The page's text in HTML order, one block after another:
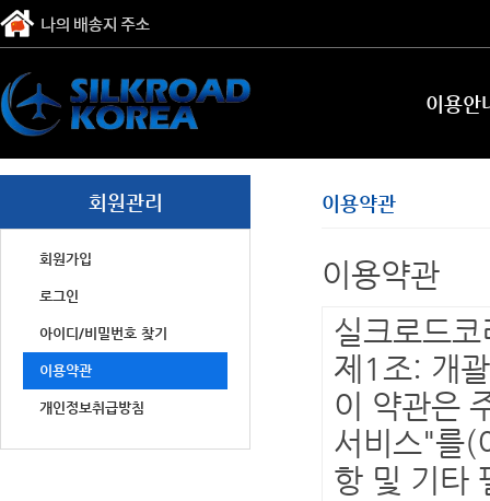
이용안
회원관리
회원가입
로그인
아이디/비밀번호 찾기
이용약관
개인정보취급방침
이용약관
이용약관
실크로드
제1조: 개괄
이 약관은
서비스"를(
항 및 기타